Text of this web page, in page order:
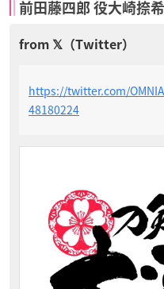
前田藤四郎 役大崎捺
https://twitter.com/
48180224